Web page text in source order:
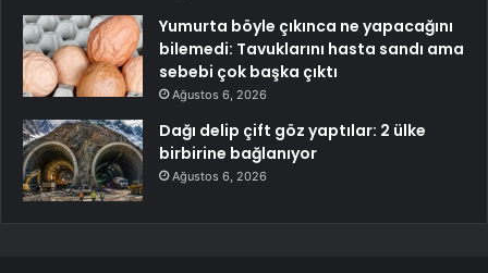
Yumurta böyle çıkınca ne yapacağını
bilemedi: Tavuklarını hasta sandı ama
sebebi çok başka çıktı
Ağustos 6, 2026
Dağı delip çift göz yaptılar: 2 ülke
birbirine bağlanıyor
Ağustos 6, 2026